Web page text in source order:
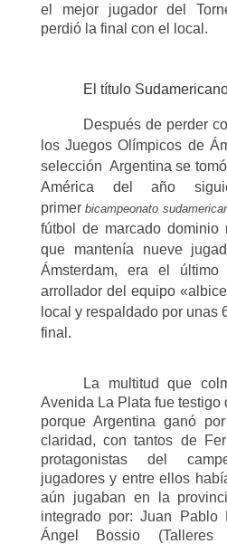
el mejor jugador del
perdió la final con el local.
El título
Después de perder
los Juegos Olímpicos de
selección Argentina se
América del año
primerbicampeonato
fútbol de marcado dominio
que mantenía nueve
Ámsterdam, era el
arrollador del equipo
local y respaldado por unas
final.
La multitud que
Avenida La Plata fue testigo
porque Argentina ganó
claridad, con tantos de
protagonistas del
jugadores y entre ellos
aún jugaban en la
integrado por: Juan Pablo
Ángel Bossio